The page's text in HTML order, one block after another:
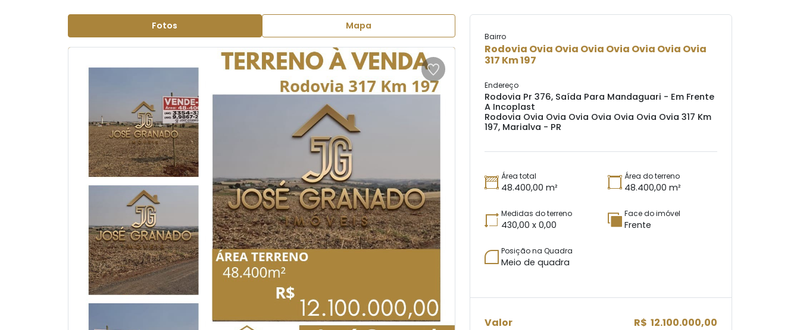
Fotos Mapa
Bairro
Rodovia Ovia Ovia Ovia Ovia Ovia Ovia Ovia
317 Km 197
Endereço
Rodovia Pr 376, Saída Para Mandaguari - Em Frente
A Incoplast
Rodovia Ovia Ovia Ovia Ovia Ovia Ovia Ovia 317 Km
197, Marialva - PR
Área total
48.400,00 m²
Área do terreno
48.400,00 m²
Medidas do terreno
430,00 x 0,00
Face do imóvel
Frente
Posição na Quadra
Meio de quadra
Valor R$ 12.100.000,00